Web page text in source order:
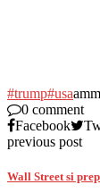
#trump#usa
0 comment
Facebook
previous post
Wall Street si